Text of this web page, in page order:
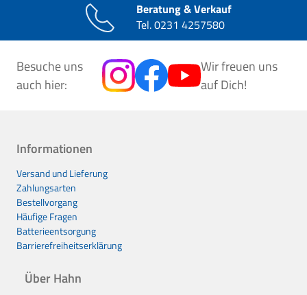
Beratung & Verkauf
Tel.0231 4257580
Besuche uns
auch hier:
Wir freuen uns
auf Dich!
Informationen
Versand und Lieferung
Zahlungsarten
Bestellvorgang
Häufige Fragen
Batterieentsorgung
Barrierefreiheitserklärung
Über Hahn